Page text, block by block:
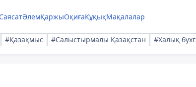
СаясатӘлемҚаржыОқиғаҚұқықМақалалар
#Қазақмыс #Салыстырмалы Қазақстан #Халық